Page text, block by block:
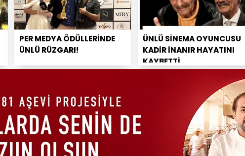
PER MEDYA ÖDÜLLERİNDE
ÜNLÜ RÜZGARI!
ÜNLÜ SİNEMA OYUNCUSU
KADİR İNANIR HAYATINI
KAYBETTİ